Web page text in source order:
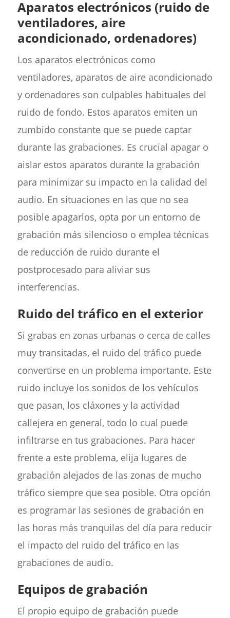
Aparatos electrónicos (ruido de
ventiladores, aire
acondicionado, ordenadores)
Los aparatos electrónicos como
ventiladores, aparatos de aire acondicionado
y ordenadores son culpables habituales del
ruido de fondo. Estos aparatos emiten un
zumbido constante que se puede captar
durante las grabaciones. Es crucial apagar o
aislar estos aparatos durante la grabación
para minimizar su impacto en la calidad del
audio. En situaciones en las que no sea
posible apagarlos, opta por un entorno de
grabación más silencioso o emplea técnicas
de reducción de ruido durante el
postprocesado para aliviar sus
interferencias.
Ruido del tráfico en el exterior
Si grabas en zonas urbanas o cerca de calles
muy transitadas, el ruido del tráfico puede
convertirse en un problema importante. Este
ruido incluye los sonidos de los vehículos
que pasan, los cláxones y la actividad
callejera en general, todo lo cual puede
infiltrarse en tus grabaciones. Para hacer
frente a este problema, elija lugares de
grabación alejados de las zonas de mucho
tráfico siempre que sea posible. Otra opción
es programar las sesiones de grabación en
las horas más tranquilas del día para reducir
el impacto del ruido del tráfico en las
grabaciones de audio.
Equipos de grabación
El propio equipo de grabación puede